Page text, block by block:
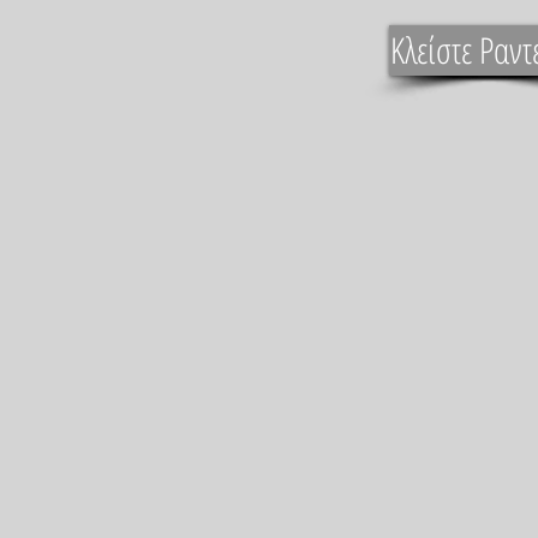
Κλείστε